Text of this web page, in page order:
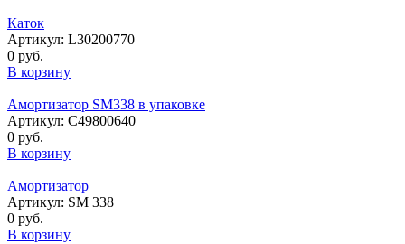
Каток
Артикул: L30200770
0 руб.
В корзину
Амортизатор SM338 в упаковке
Артикул: C49800640
0 руб.
В корзину
Амортизатор
Артикул: SM 338
0 руб.
В корзину